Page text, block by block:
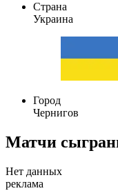
Страна
Украина
Город
Чернигов
Матчи
Нет данных
реклама